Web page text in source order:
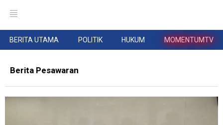
BERITA UTAMA POLITIK HUKUM MOMENTUMTV
Berita Pesawaran